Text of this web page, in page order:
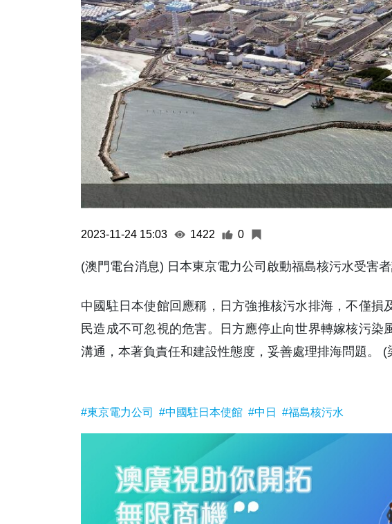
2023-11-24 15:03 1422 0
(澳門電台消息) 日本東京電力公司啟動福島核污水受害者
中國駐日本使館回應稱，日方強推核污水排海，不僅損
民造成不可忽視的危害。日方應停止向世界轉嫁核污染
溝通，本著負責任和建設性態度，妥善處理排海問題。
#東京電力公司 #中國駐日本使館 #中日 #福島核污水